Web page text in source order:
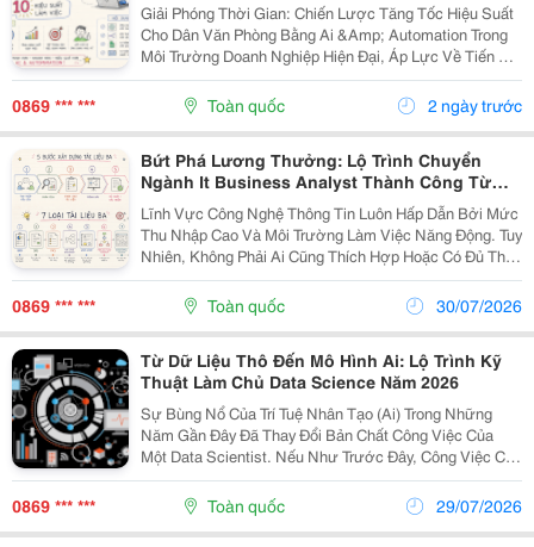
Giải Phóng Thời Gian: Chiến Lược Tăng Tốc Hiệu Suất
Cho Dân Văn Phòng Bằng Ai &Amp; Automation Trong
Môi Trường Doanh Nghiệp Hiện Đại, Áp Lực Về Tiến Độ
Công Việc Và Chỉ Số Kpi Ngày Càng Lớn. Hầu Hết Nhân
Sự Văn Phòng &Mdash; Từ Marketer, Nhân Sự...
0869 *** *** Toàn quốc 2 ngày trước
Bứt Phá Lương Thưởng: Lộ Trình Chuyển
Ngành It Business Analyst Thành Công Từ
Con Số 0
Lĩnh Vực Công Nghệ Thông Tin Luôn Hấp Dẫn Bởi Mức
Thu Nhập Cao Và Môi Trường Làm Việc Năng Động. Tuy
Nhiên, Không Phải Ai Cũng Thích Hợp Hoặc Có Đủ Thời
Gian Để Theo Đuổi Công Việc Lập Trình Viên (Developer)
Đầy Những Dòng Code Phức Tạp. Trong Bối...
0869 *** *** Toàn quốc 30/07/2026
Từ Dữ Liệu Thô Đến Mô Hình Ai: Lộ Trình Kỹ
Thuật Làm Chủ Data Science Năm 2026
Sự Bùng Nổ Của Trí Tuệ Nhân Tạo (Ai) Trong Những
Năm Gần Đây Đã Thay Đổi Bản Chất Công Việc Của
Một Data Scientist. Nếu Như Trước Đây, Công Việc Chủ
Yếu Xoay Quanh Việc Trích Xuất Sql, Làm Sạch Dữ Liệu
Và Vẽ Biểu Đồ Báo Cáo, Thì Ngày Nay Một Chuyên...
0869 *** *** Toàn quốc 29/07/2026